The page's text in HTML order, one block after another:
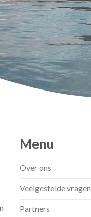
Menu
Over ons
Veelgestelde vragen
Partners